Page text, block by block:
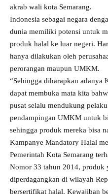
akrab wali kota Semarang.
Indonesia sebagai negara
dunia memiliki potensi untuk
produk halal ke luar negeri.
hanya dilakukan oleh
perorangan maupun UMKM.
“Sehingga diharapkan adanya
dapat membuka mata kita
pusat selalu mendukung
pendampingan UMKM untuk
sehingga produk mereka bisa
Kampanye Mandatory Halal
Pemerintah Kota Semarang
Nomor 33 tahun 2014, produk
diperdagangkan di wilayah
bersertifikat halal. Kewajiban